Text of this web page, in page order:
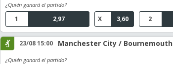
¿Quién ganará el partido?
2,97
1 3,60
X 2
23/08 15:00 Manchester City / Bournemouth
¿Quién ganará el partido?